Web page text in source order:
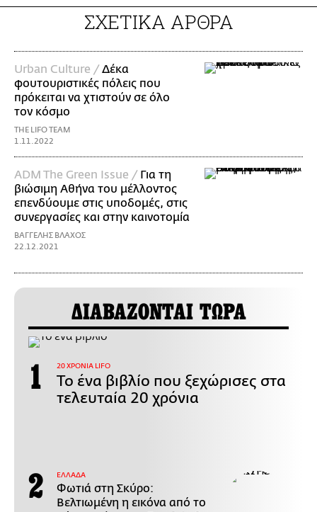
ΣΧΕΤΙΚΑ ΑΡΘΡΑ
Urban Culture / Δέκα
φουτουριστικές πόλεις που
πρόκειται να χτιστούν σε όλο
τον κόσμο
THE LIFO TEAM
1.11.2022
ADM The Green Issue / Για τη
βιώσιμη Αθήνα του μέλλοντος
επενδύουμε στις υποδομές, στις
συνεργασίες και στην καινοτομία
ΒΑΓΓΕΛΗΣ ΒΛΑΧΟΣ
22.12.2021
ΔΙΑΒΑΖΟΝΤΑΙ ΤΩΡΑ
20 ΧΡΟΝΙΑ LIFO
Το ένα βιβλίο που ξεχώρισες στα
τελευταία 20 χρόνια
ΕΛΛΑΔΑ
Φωτιά στη Σκύρο:
Βελτιωμένη η εικόνα από το